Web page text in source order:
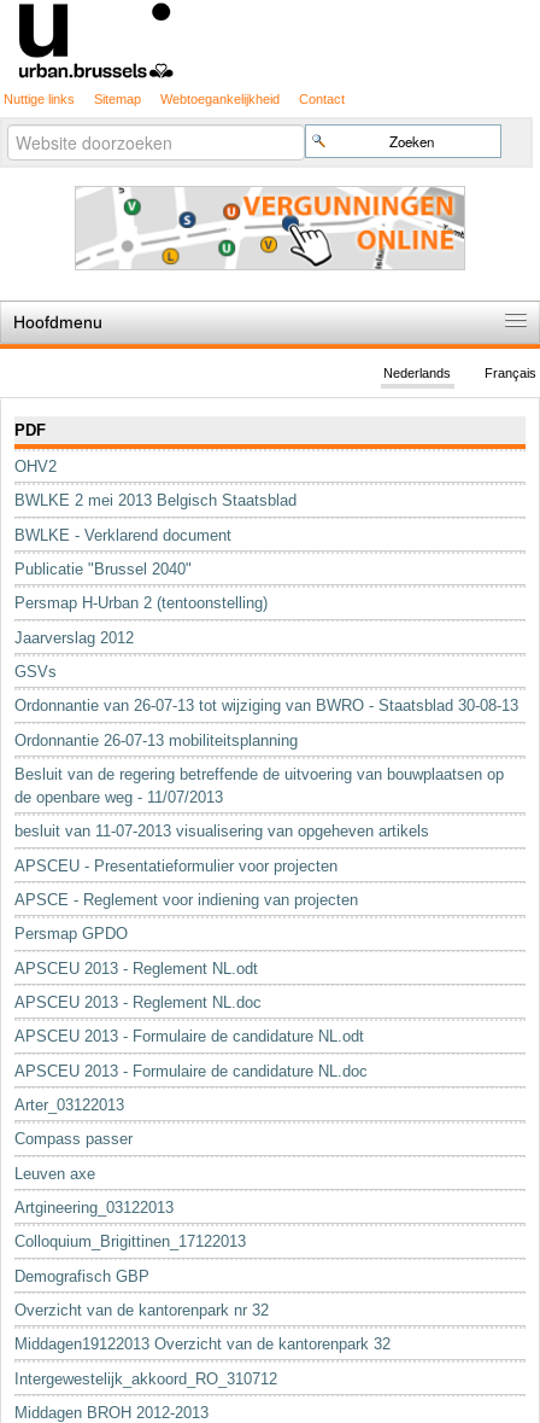
Nuttige links Sitemap Webtoegankelijkheid Contact
Zoek
Geavanceerd
zoeken...
Hoofdmenu
De spelregels
Stedenbouwkundige vergunning
Cartografie
Studies en publicaties
Sleutelwoorden
Stedenbouwkundige inlichtingen
Français
Nederlands
PDF
OHV2
BWLKE 2 mei 2013 Belgisch Staatsblad
BWLKE - Verklarend document
Publicatie "Brussel 2040"
Persmap H-Urban 2 (tentoonstelling)
Jaarverslag 2012
GSVs
Ordonnantie van 26-07-13 tot wijziging van BWRO - Staatsblad 30-08-13
Ordonnantie 26-07-13 mobiliteitsplanning
Besluit van de regering betreffende de uitvoering van bouwplaatsen op
de openbare weg - 11/07/2013
besluit van 11-07-2013 visualisering van opgeheven artikels
APSCEU - Presentatieformulier voor projecten
APSCE - Reglement voor indiening van projecten
Persmap GPDO
APSCEU 2013 - Reglement NL.odt
APSCEU 2013 - Reglement NL.doc
APSCEU 2013 - Formulaire de candidature NL.odt
APSCEU 2013 - Formulaire de candidature NL.doc
Arter_03122013
Compass passer
Leuven axe
Artgineering_03122013
Colloquium_Brigittinen_17122013
Demografisch GBP
Overzicht van de kantorenpark nr 32
Middagen19122013 Overzicht van de kantorenpark 32
Intergewestelijk_akkoord_RO_310712
Middagen BROH 2012-2013